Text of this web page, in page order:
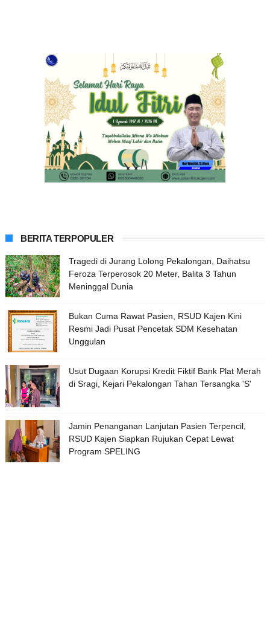
BERITA TERPOPULER
Tragedi di Jurang Lolong Pekalongan, Daihatsu
Feroza Terperosok 20 Meter, Balita 3 Tahun
Meninggal Dunia
Bukan Cuma Rawat Pasien, RSUD Kajen Kini
Resmi Jadi Pusat Pencetak SDM Kesehatan
Unggulan
Usut Dugaan Korupsi Kredit Fiktif Bank Plat Merah
di Sragi, Kejari Pekalongan Tahan Tersangka 'S'
Jamin Penanganan Lanjutan Pasien Terpencil,
RSUD Kajen Siapkan Rujukan Cepat Lewat
Program SPELING